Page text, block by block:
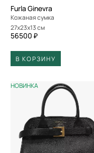
Furla Ginevra
Кожаная сумка
27x23x13 см
56500 ₽
В КОРЗИНУ
НОВИНКА